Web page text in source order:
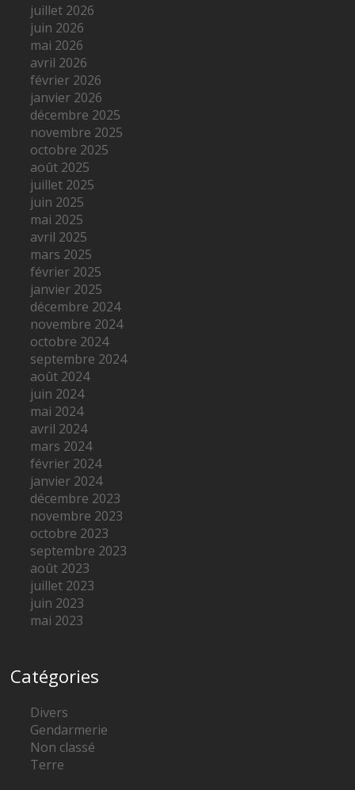
juillet 2026
juin 2026
mai 2026
avril 2026
février 2026
janvier 2026
décembre 2025
novembre 2025
octobre 2025
août 2025
juillet 2025
juin 2025
mai 2025
avril 2025
mars 2025
février 2025
janvier 2025
décembre 2024
novembre 2024
octobre 2024
septembre 2024
août 2024
juin 2024
mai 2024
avril 2024
mars 2024
février 2024
janvier 2024
décembre 2023
novembre 2023
octobre 2023
septembre 2023
août 2023
juillet 2023
juin 2023
mai 2023
Catégories
Divers
Gendarmerie
Non classé
Terre